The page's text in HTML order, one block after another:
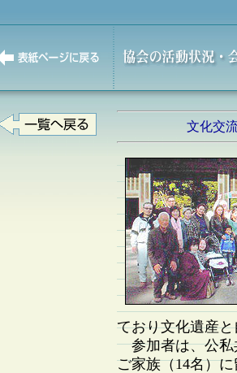
文化交
ており文化遺産
参加者は、公私
ご家族（14名）